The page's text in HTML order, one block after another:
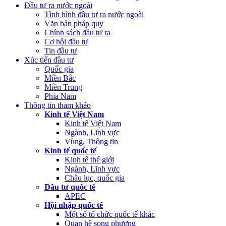
Đầu tư ra nước ngoài
Tình hình đầu tư ra nước ngoài
Văn bản pháp quy
Chính sách đầu tư ra
Cơ hội đầu tư
Tin đầu tư
Xúc tiến đầu tư
Quốc gia
Miền Bắc
Miền Trung
Phía Nam
Thông tin tham khảo
Kinh tế Việt Nam
Kinh tế Việt Nam
Ngành, Lĩnh vực
Vùng, Thông tin
Kinh tế quốc tế
Kinh tế thế giới
Ngành, Lĩnh vực
Châu lục, quốc gia
Đầu tư quốc tế
APEC
Hội nhập quốc tế
Một số tổ chức quốc tế khác
Quan hệ song phương